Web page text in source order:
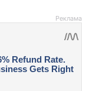
Реклама